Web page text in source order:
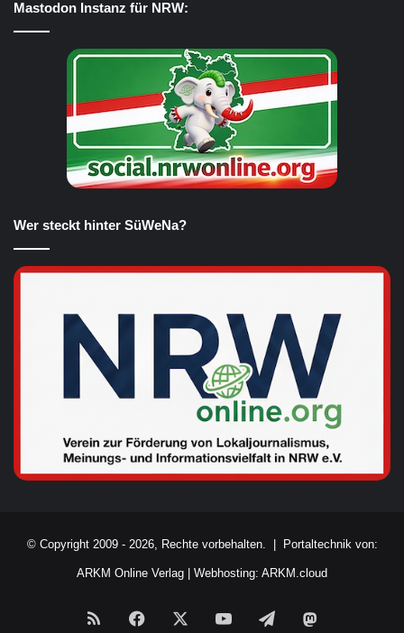
Mastodon Instanz für NRW:
Wer steckt hinter SüWeNa?
© Copyright 2009 - 2026, Rechte vorbehalten. | Portaltechnik von:
ARKM Online Verlag Webhosting: ARKM.cloud
RSS Facebook YouTubeTelegram